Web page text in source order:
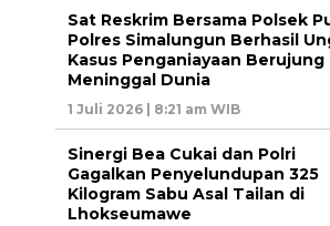
Sat Reskrim Bersama Polsek
Polres Simalungun Berhasil
Kasus Penganiayaan Berujung
Meninggal Dunia
1 Juli 2026 | 8:21 am WIB
Sinergi Bea Cukai dan Polri
Gagalkan Penyelundupan 325
Kilogram Sabu Asal Tailan di
Lhokseumawe